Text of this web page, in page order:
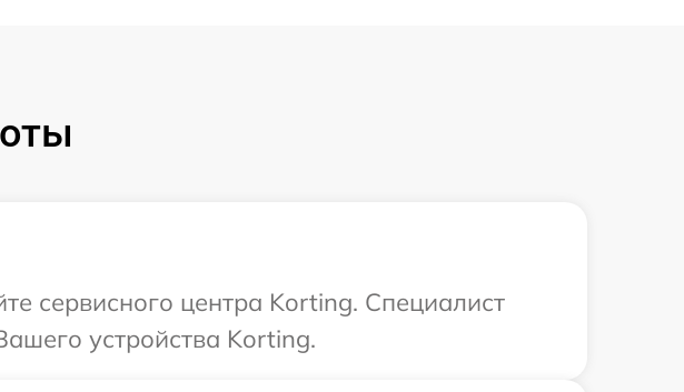
сервисного центра Korting. Специалист
устройства Korting.